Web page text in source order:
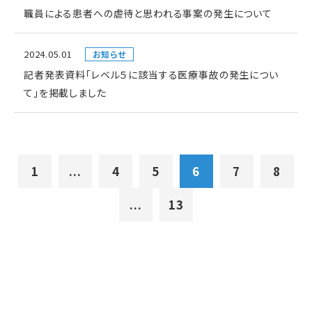
職員による患者への虐待と思われる事案の発生について
2024.05.01 お知らせ
記者発表資料「レベル５に該当する医療事故の発生につい
て」を掲載しました
1 ... 4 5 6 7
8
...
13